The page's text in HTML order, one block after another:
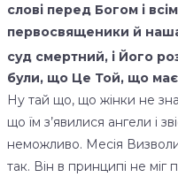
слові перед Богом і
первосвященики й
суд смертний, і Його
були, що Це Той, що має
Ну тай що, що жінки не
що їм з’явилися ангели і
неможливо. Месія
так. Він в принципі не міг